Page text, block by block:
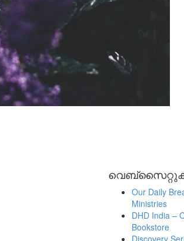
Our Daily
Ministries
DHD India –
Bookstore
Discovery